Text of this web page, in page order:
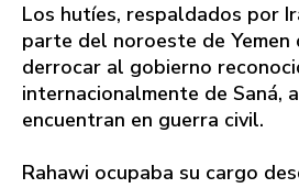
Los hutíes, respaldados por
parte del noroeste de
derrocar al gobierno
internacionalmente de Saná,
encuentran en guerra civil.
Rahawi ocupaba su cargo